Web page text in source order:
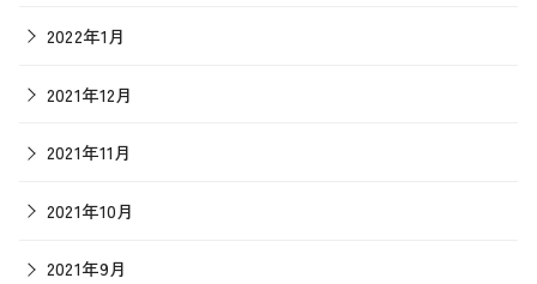
2022年1月
2021年12月
2021年11月
2021年10月
2021年9月